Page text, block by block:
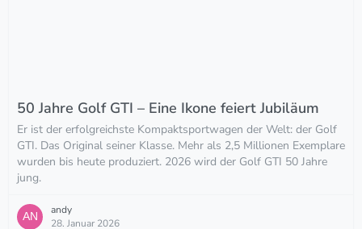
50 Jahre Golf GTI – Eine Ikone feiert Jubiläum
Er ist der erfolgreichste Kompaktsportwagen der Welt: der Golf
GTI. Das Original seiner Klasse. Mehr als 2,5 Millionen Exemplare
wurden bis heute produziert. 2026 wird der Golf GTI 50 Jahre
jung.
andy
28. Januar 2026